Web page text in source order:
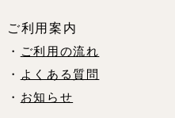
ご利用案内
・
ご利用の流れ
・
よくある質問
・ お知らせ